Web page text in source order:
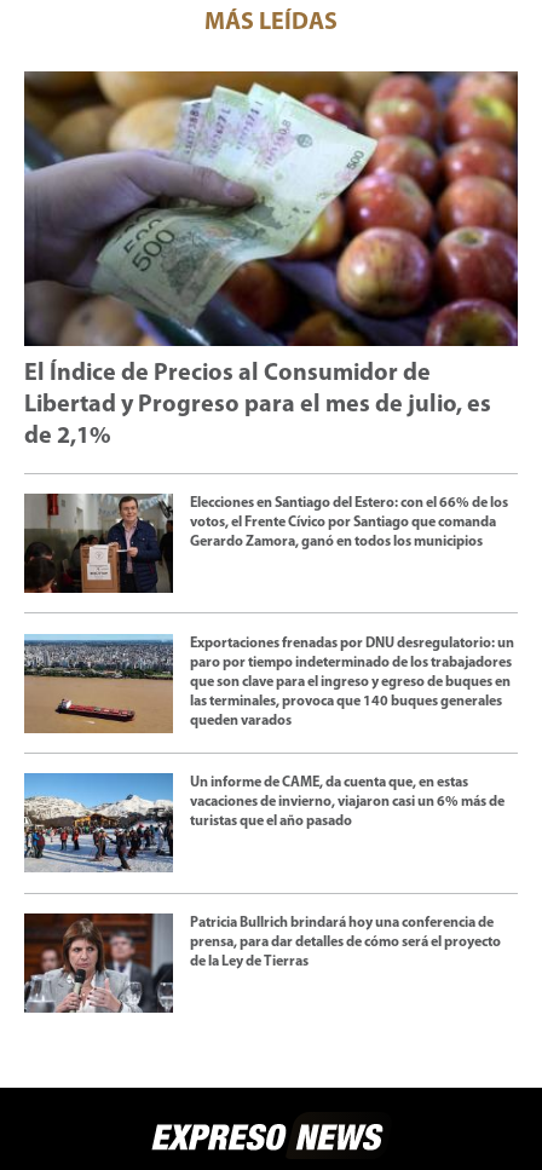
MÁS LEÍDAS
El Índice de Precios al Consumidor de
Libertad y Progreso para el mes de julio, es
de 2,1%
Elecciones en Santiago del Estero: con el 66% de los
votos, el Frente Cívico por Santiago que comanda
Gerardo Zamora, ganó en todos los municipios
Exportaciones frenadas por DNU desregulatorio: un
paro por tiempo indeterminado de los trabajadores
que son clave para el ingreso y egreso de buques en
las terminales, provoca que 140 buques generales
queden varados
Un informe de CAME, da cuenta que, en estas
vacaciones de invierno, viajaron casi un 6% más de
turistas que el año pasado
Patricia Bullrich brindará hoy una conferencia de
prensa, para dar detalles de cómo será el proyecto
de la Ley de Tierras